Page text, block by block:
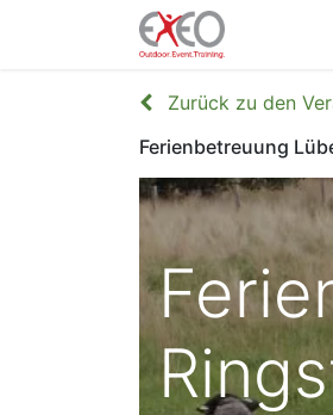
Zurück zu den
Ferienbetreuung